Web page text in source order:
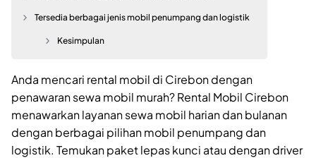
Tersedia berbagai jenis mobil penumpang dan logistik
Kesimpulan
Anda mencari rental mobil di Cirebon dengan
penawaran sewa mobil murah? Rental Mobil Cirebon
menawarkan layanan sewa mobil harian dan bulanan
dengan berbagai pilihan mobil penumpang dan
logistik. Temukan paket lepas kunci atau dengan driver